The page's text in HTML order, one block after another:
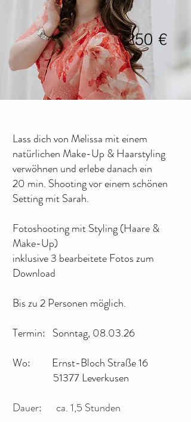
250 €
Lass dich von Melissa mit einem
natürlichen Make-Up & Haarstyling
verwöhnen und erlebe danach ein
20 min. Shooting vor einem schönen
Setting mit Sarah.
Fotoshooting mit Styling (Haare &
Make-Up)
inklusive 3 bearbeitete Fotos zum
Download
Bis zu 2 Personen möglich.
Termin: Sonntag, 08.03.26
Wo: Ernst-Bloch Straße 16
51377 Leverkusen​
Dauer: ca. 1,5 Stunden